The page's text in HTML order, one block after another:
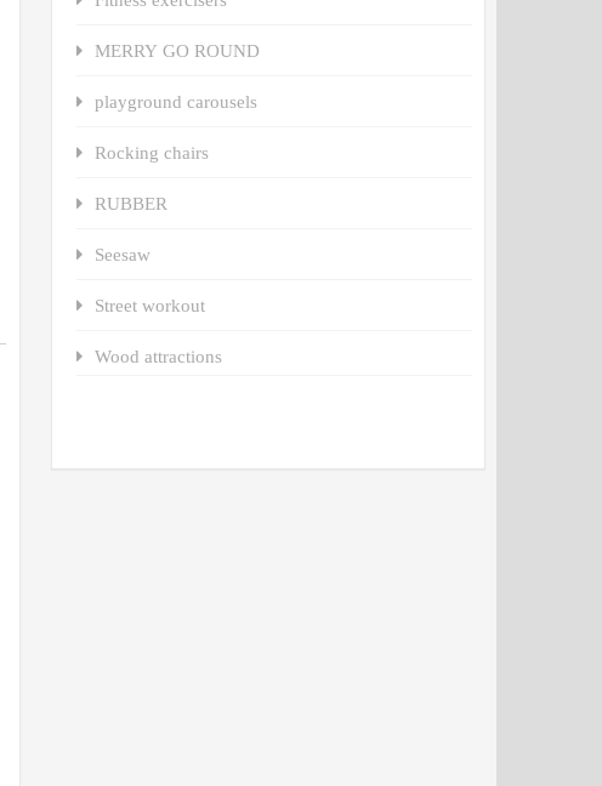
MERRY GO ROUND
playground carousels
Rocking chairs
RUBBER
Seesaw
Street workout
Wood attractions